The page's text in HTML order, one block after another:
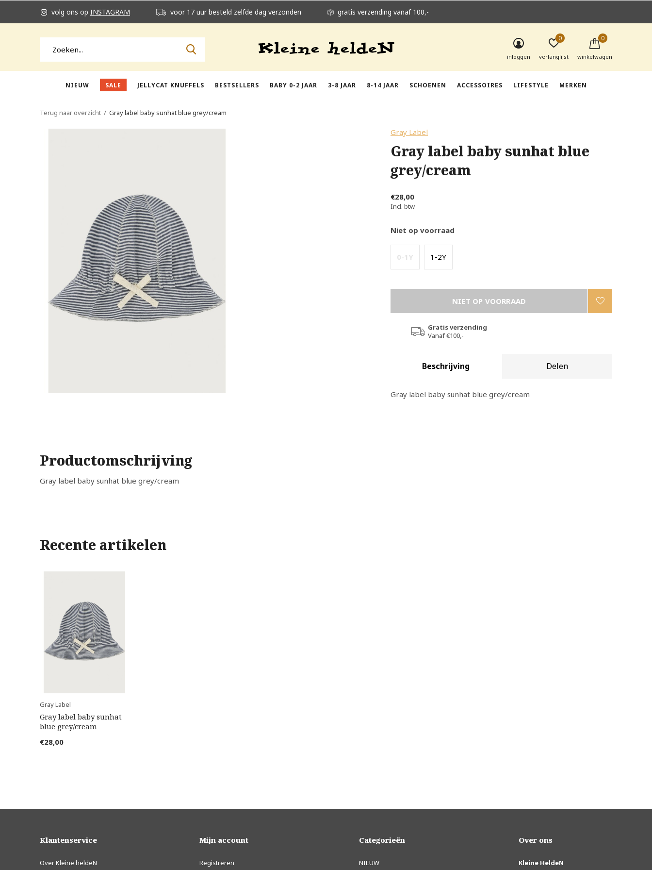
NIEUW SALE JELLYCAT KNUFFELS BESTSELLERS BABY 0-2 JAAR 3-8 JAAR 8-14 JAAR SCHOENEN ACCESSOIRES LIFESTYLE MERKEN
inloggen verlanglijst
0
winkelwagen
0
volg ons op INSTAGRAM voor 17 uur besteld zelfde dag verzonden gratis verzending vanaf 100,-
Terug naar overzicht Gray label baby sunhat blue grey/cream
Gray Label
Gray label baby sunhat blue
grey/cream
€28,00
Incl. btw
Niet op voorraad
0-1Y 1-2Y
NIET OP VOORRAAD
Gratis verzending
Vanaf €100,-
Beschrijving Delen
Gray label baby sunhat blue grey/cream
Productomschrijving
Gray label baby sunhat blue grey/cream
Recente artikelen
Gray Label
Gray label baby sunhat
blue grey/cream
€28,00
Klantenservice
Over Kleine heldeN
Mijn account
Registreren
Categorieën
NIEUW
Over ons
Kleine HeldeN